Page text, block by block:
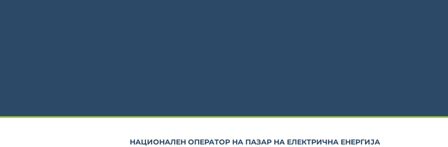
НАЦИОНАЛЕН ОПЕРАТОР НА ПАЗАР НА ЕЛЕКТРИЧНА ЕНЕРГИЈА